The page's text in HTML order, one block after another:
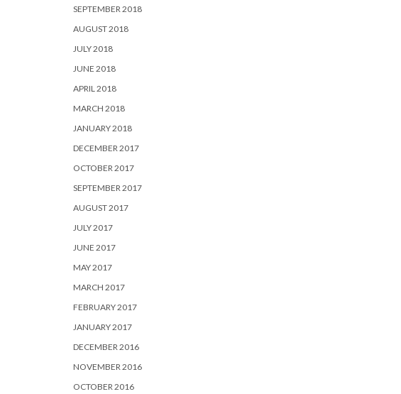
SEPTEMBER 2018
AUGUST 2018
JULY 2018
JUNE 2018
APRIL 2018
MARCH 2018
JANUARY 2018
DECEMBER 2017
OCTOBER 2017
SEPTEMBER 2017
AUGUST 2017
JULY 2017
JUNE 2017
MAY 2017
MARCH 2017
FEBRUARY 2017
JANUARY 2017
DECEMBER 2016
NOVEMBER 2016
OCTOBER 2016